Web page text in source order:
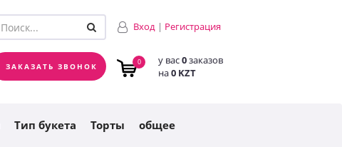
заказов
0 KZT
Вход | Регистрация
ЗАКАЗАТЬ ЗВОНОК 0 у вас0заказов
на0 KZT
Тип букета Торты общее